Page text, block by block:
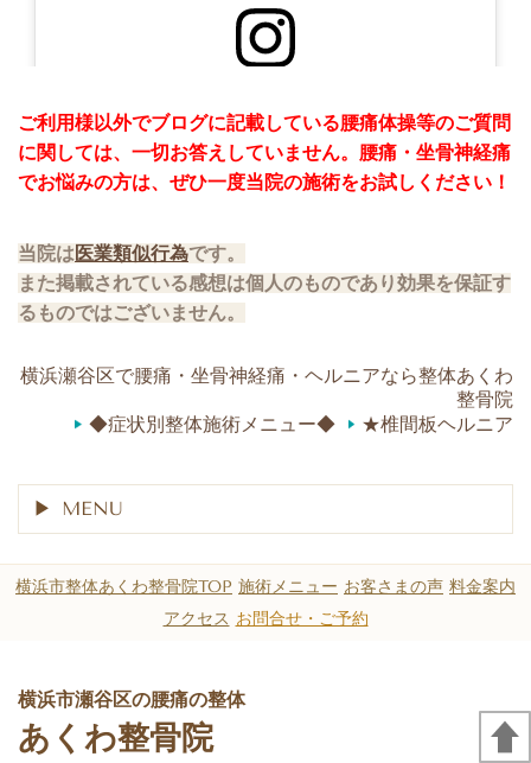
shiya.fujii(´∀｀)(@akwa.seikotin)がシェアした投稿
ご利用様以外でブログに記載している腰痛体操等のご質問
に関しては、一切お答えしていません。腰痛・坐骨神経痛
でお悩みの方は、ぜひ一度当院の施術をお試しください！
当院は 医業類似行為です。
また掲載されている感想は個人のものであり効果を保証す
るものではございません。
横浜瀬谷区で腰痛・坐骨神経痛・ヘルニアなら整体あくわ
整骨院
◆症状別整体施術メニュー◆
★椎間板ヘルニア
MENU
横浜市整体あくわ整骨院TOP 施術メニュー お客さまの声 料金案内
アクセス お問合せ・ご予約
横浜市瀬谷区の腰痛の整体
あくわ整骨院